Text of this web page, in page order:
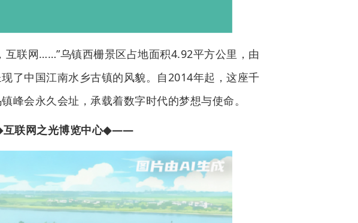
网……”乌镇西栅景区占地面积4.92平方公里，由
了中国江南水乡古镇的风貌。自2014年起，这座千
峰会永久会址，承载着数字时代的梦想与使命。
互联网之光博览中心◆——